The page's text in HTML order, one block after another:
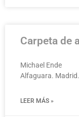
Carpeta de
Michael Ende
Alfaguara.
LEER MÁS »